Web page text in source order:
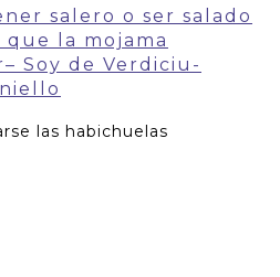
salero o ser salado
que la mojama
Soy de Verdiciu-
las habichuelas